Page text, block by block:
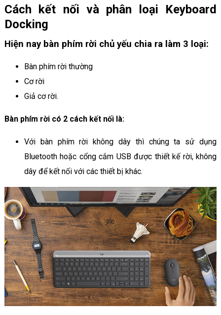
Cách kết nối và phân loại Keyboard
Docking
Hiện nay bàn phím rời chủ yếu chia ra làm 3 loại:
Bàn phím rời thường
Cơ rời
Giả cơ rời.
Bàn phím rời có 2 cách kết nối là:
Với bàn phím rời không dây thì chúng ta sử dụng
Bluetooth hoặc cổng cắm USB được thiết kế rời, không
dây để kết nối với các thiết bị khác.